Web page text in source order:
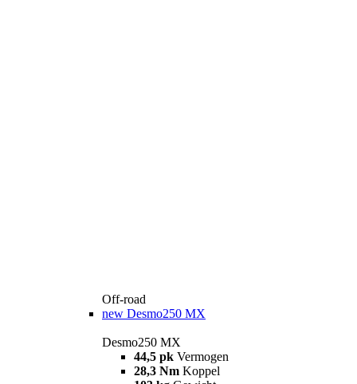
Off-road
new Desmo250 MX
Desmo250 MX
44,5 pk Vermogen
28,3 Nm Koppel